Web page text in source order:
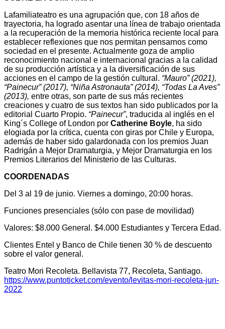
Lafamiliateatro es una agrupación que, con 18 años de
trayectoria, ha logrado asentar una línea de trabajo orientada
a la recuperación de la memoria histórica reciente local para
establecer reflexiones que nos permitan pensarnos como
sociedad en el presente. Actualmente goza de amplio
reconocimiento nacional e internacional gracias a la calidad
de su producción artística y a la diversificación de sus
acciones en el campo de la gestión cultural. “Mauro” (2021),
“Painecur” (2017), “Niña Astronauta” (2014), “Todas La Aves”
(2013), entre otras, son parte de sus más recientes
creaciones y cuatro de sus textos han sido publicados por la
editorial Cuarto Propio. “Painecur”, traducida al inglés en el
King´s College of London por Catherine Boyle, ha sido
elogiada por la crítica, cuenta con giras por Chile y Europa,
además de haber sido galardonada con los premios Juan
Radrigán a Mejor Dramaturgia, y Mejor Dramaturgia en los
Premios Literarios del Ministerio de las Culturas.
COORDENADAS
Del 3 al 19 de junio. Viernes a domingo, 20:00 horas.
Funciones presenciales (sólo con pase de movilidad)
Valores: $8.000 General. $4.000 Estudiantes y Tercera Edad.
Clientes Entel y Banco de Chile tienen 30 % de descuento
sobre el valor general.
Teatro Mori Recoleta. Bellavista 77, Recoleta, Santiago.
https://www.puntoticket.com/evento/levitas-mori-recoleta-jun-
2022